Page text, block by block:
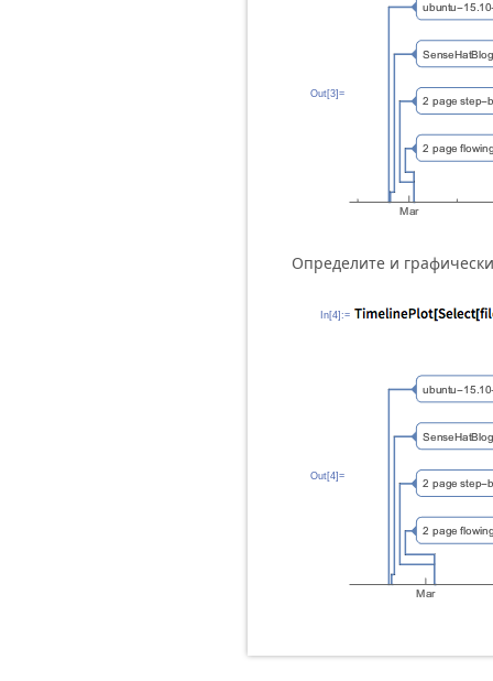
Out[3]=
Определите и
In[4]:=
Out[4]=